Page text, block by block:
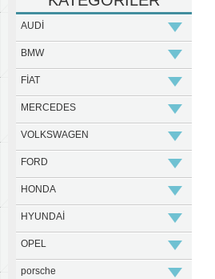
AUDİ
BMW
FİAT
MERCEDES
VOLKSWAGEN
FORD
HONDA
HYUNDAİ
OPEL
porsche